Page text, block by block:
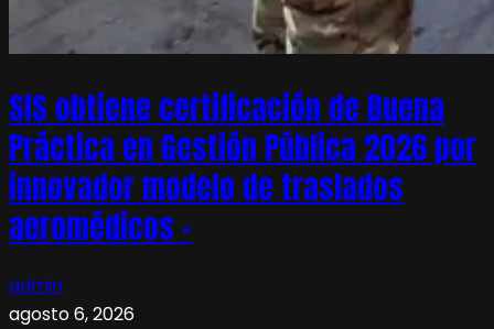
SIS obtiene certificación de Buena
Práctica en Gestión Pública 2026 por
innovador modelo de traslados
aeromédicos –
admin
agosto 6, 2026